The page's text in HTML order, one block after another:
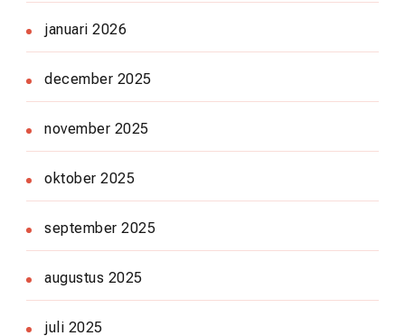
januari 2026
december 2025
november 2025
oktober 2025
september 2025
augustus 2025
juli 2025